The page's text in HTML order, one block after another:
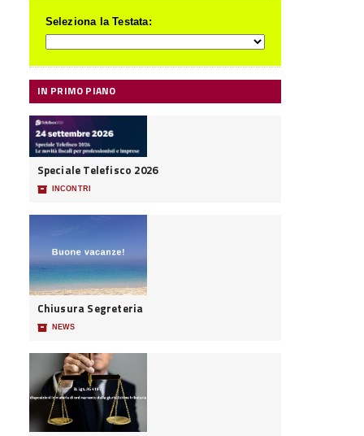
Seleziona la Testata:
IN PRIMO PIANO
Speciale Telefisco 2026
📦 INCONTRI
Chiusura Segreteria
📦 NEWS